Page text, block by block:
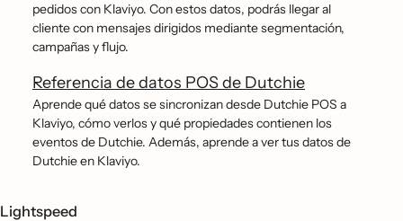
pedidos con Klaviyo. Con estos datos, podrás llegar al
cliente con mensajes dirigidos mediante segmentación,
campañas y flujo.
Referencia de datos POS de Dutchie
Aprende qué datos se sincronizan desde Dutchie POS a
Klaviyo, cómo verlos y qué propiedades contienen los
eventos de Dutchie. Además, aprende a ver tus datos de
Dutchie en Klaviyo.
Lightspeed